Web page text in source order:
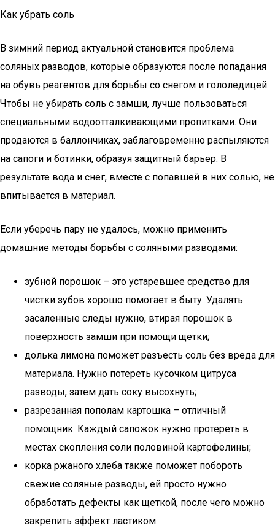
Как убрать соль
В зимний период актуальной становится проблема
соляных разводов, которые образуются после попадания
на обувь реагентов для борьбы со снегом и гололедицей.
Чтобы не убирать соль с замши, лучше пользоваться
специальными водоотталкивающими пропитками. Они
продаются в баллончиках, заблаговременно распыляются
на сапоги и ботинки, образуя защитный барьер. В
результате вода и снег, вместе с попавшей в них солью, не
впитывается в материал.
Если уберечь пару не удалось, можно применить
домашние методы борьбы с соляными разводами:
зубной порошок – это устаревшее средство для
чистки зубов хорошо помогает в быту. Удалять
засаленные следы нужно, втирая порошок в
поверхность замши при помощи щетки;
долька лимона поможет разъесть соль без вреда для
материала. Нужно потереть кусочком цитруса
разводы, затем дать соку высохнуть;
разрезанная пополам картошка – отличный
помощник. Каждый сапожок нужно протереть в
местах скопления соли половиной картофелины;
корка ржаного хлеба также поможет побороть
свежие соляные разводы, ей просто нужно
обработать дефекты как щеткой, после чего можно
закрепить эффект ластиком.